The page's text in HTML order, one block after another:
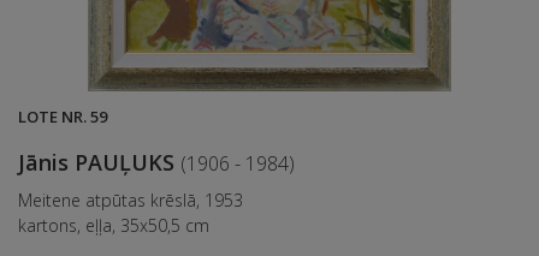
LOTE NR. 59
Jānis PAUĻUKS (1906 - 1984)
Meitene atpūtas krēslā, 1953
kartons, eļļa, 35x50,5 cm